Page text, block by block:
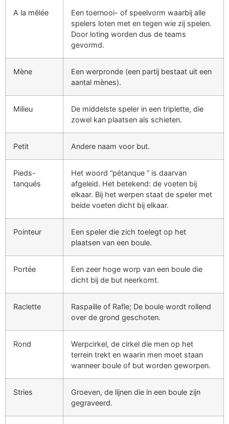
A la mêlée
Een toernooi- of speelvorm waarbij alle
spelers loten met en tegen wie zij spelen.
Door loting worden dus de teams
gevormd.
Mène
Een werpronde (een partij bestaat uit een
aantal mènes).
Milieu
De middelste speler in een triplette, die
zowel kan plaatsen als schieten.
Petit Andere naam voor but.
Pieds-
tanqués
Het woord “pétanque ” is daarvan
afgeleid. Het betekend: de voeten bij
elkaar. Bij het werpen staat de speler met
beide voeten dicht bij elkaar.
Pointeur
Een speler die zich toelegt op het
plaatsen van een boule.
Portée
Een zeer hoge worp van een boule die
dicht bij de but neerkomt.
Raclette
Raspaille of Rafle; De boule wordt rollend
over de grond geschoten.
Rond
Werpcirkel, de cirkel die men op het
terrein trekt en waarin men moet staan
wanneer boule of but worden geworpen.
Stries
Groeven, de lijnen die in een boule zijn
gegraveerd.